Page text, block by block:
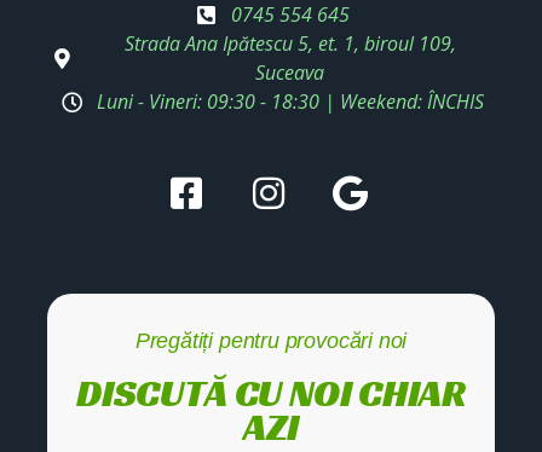
0745 554 645
Strada Ana Ipătescu 5, et. 1, biroul 109,
Suceava
Luni - Vineri: 09:30 - 18:30 | Weekend: ÎNCHIS
Pregătiți pentru provocări noi
DISCUTĂ CU NOI CHIAR
AZI